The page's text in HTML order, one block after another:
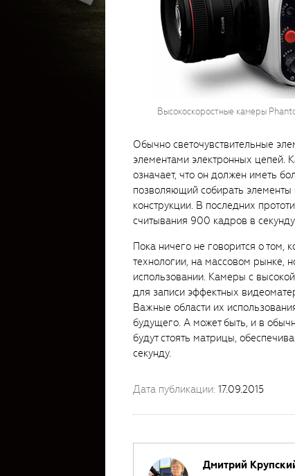
Высокоскоростные камеры
Обычно светочувствительные
элементами электронных цепей.
означает, что он должен иметь
позволяющий собирать элементы
конструкции. В последних
считывания 900 кадров в
Пока ничего не говорится о
технологии, на массовом рынке,
использовании. Камеры с
для записи эффектных
Важные области их
будущего. А может быть, и в
будут стоять матрицы,
секунду.
Дата публикации: 17.09.2015
Дмитрий